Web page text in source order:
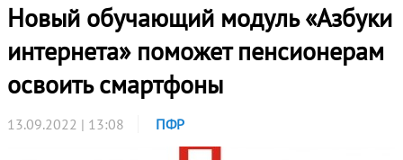
Новый обучающий модуль «Азбуки
интернета» поможет пенсионерам
освоить смартфоны
13.09.2022 | 13:08 ПФР